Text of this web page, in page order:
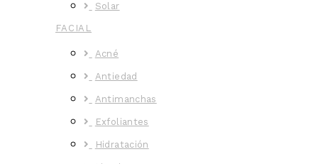
Solar
FACIAL
Acné
Antiedad
Antimanchas
Exfoliantes
Hidratación